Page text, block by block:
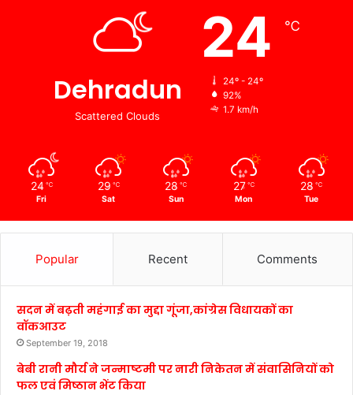
Dehradun
Scattered Clouds
24 ℃
24º - 24º
92%
1.7 km/h
24 ℃
Fri
29 ℃
Sat
28 ℃
Sun
27 ℃
Mon
28 ℃
Tue
Popular Recent Comments
सदन में बढ़ती महंगाई का मुद्दा गूंजा,कांग्रेस विधायकों का
वॉकआउट
September 19, 2018
बेबी रानी मौर्य ने जन्माष्टमी पर नारी निकेतन में संवासिनियों को
फल एवं मिष्ठान भेंट किया